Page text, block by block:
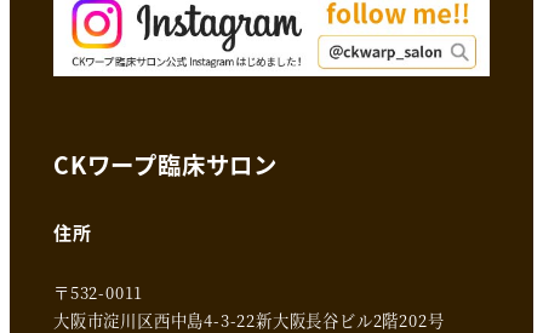
CKワープ臨床サロン
住所
〒532-0011
大阪市淀川区西中島4-3-22新大阪長谷ビル2階202号